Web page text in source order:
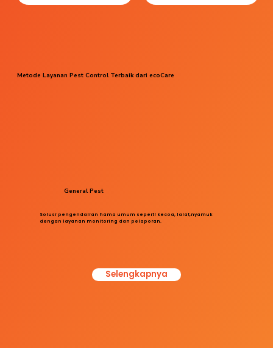
Metode Layanan Pest Control Terbaik dari ecoCare
Solusi pengendalian hama umum seperti kecoa, lalat,nyamuk
dengan layanan monitoring dan pelaporan.
General Pest
Selengkapnya